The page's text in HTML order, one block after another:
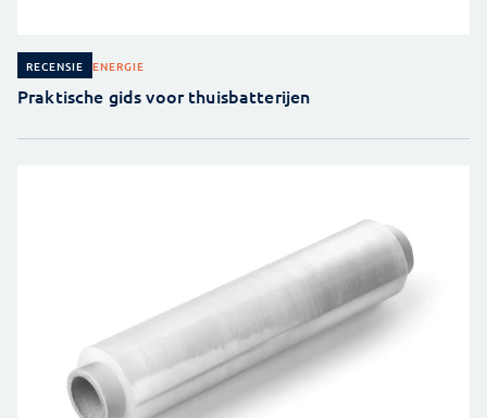
RECENSIE ENERGIE
Praktische gids voor thuisbatterijen